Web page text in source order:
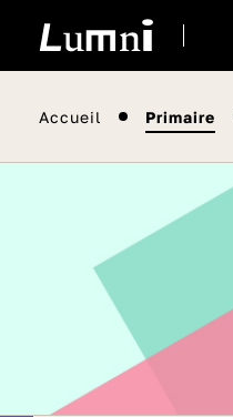
Accueil Primaire